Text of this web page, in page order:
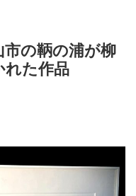
の鞆の浦が柳
れた作品